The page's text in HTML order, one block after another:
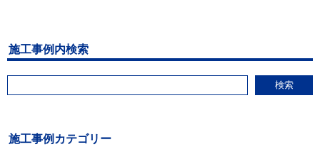
施工事例内検索
検索
施工事例カテゴリー